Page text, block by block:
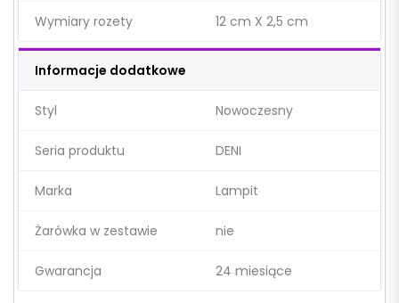
Wymiary rozety 12 cm X 2,5 cm
Informacje dodatkowe
Styl Nowoczesny
Seria produktu DENI
Marka Lampit
Żarówka w zestawie nie
Gwarancja 24 miesiące